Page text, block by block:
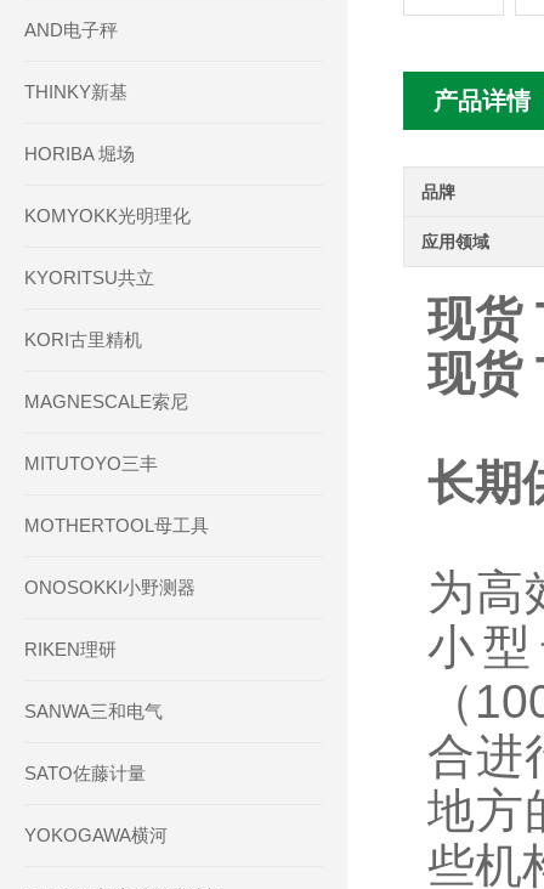
产品详情
品牌
应用领域
现货
现货
长期
为高
小
（
合进
地方
些机
AND电子秤
THINKY新基
HORIBA 堀场
KOMYOKK光明理化
KYORITSU共立
KORI古里精机
MAGNESCALE索尼
MITUTOYO三丰
MOTHERTOOL母工具
ONOSOKKI小野测器
RIKEN理研
SANWA三和电气
SATO佐藤计量
YOKOGAWA横河